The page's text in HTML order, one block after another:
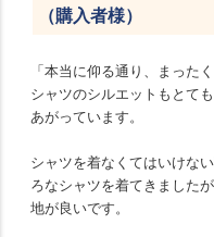
（購入者様）
「本当に仰る通り、まった
シャツのシルエットもとて
あがっています。
シャツを着なくてはいけな
ろなシャツを着てきました
地が良いです。